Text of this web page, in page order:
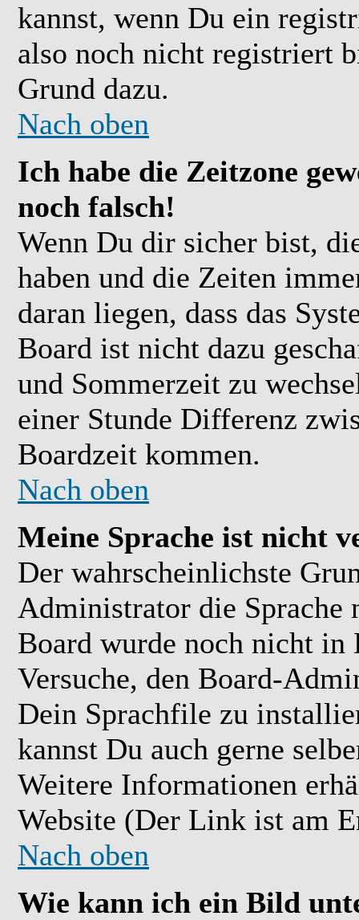
kannst, wenn Du ein
also noch nicht registriert
Grund dazu.
Nach oben
Ich habe die Zeitzone
noch falsch!
Wenn Du dir sicher bist,
haben und die Zeiten
daran liegen, dass das
Board ist nicht dazu
und Sommerzeit zu
einer Stunde Differenz
Boardzeit kommen.
Nach oben
Meine Sprache ist nicht
Der wahrscheinlichste
Administrator die Sprache
Board wurde noch nicht in
Versuche, den Board-
Dein Sprachfile zu
kannst Du auch gerne
Weitere Informationen
Website (Der Link ist am
Nach oben
Wie kann ich ein Bild